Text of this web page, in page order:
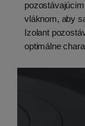
vláknom, aby
Izolant
optimálne